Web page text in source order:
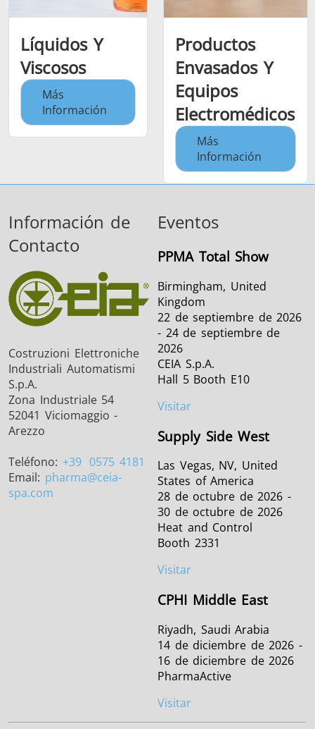
Líquidos Y
Viscosos
Más
Información
Productos
Envasados Y
Equipos
Electromédicos
Más
Información
Información de
Contacto
Costruzioni Elettroniche
Industriali Automatismi
S.p.A.
Zona Industriale 54
52041 Viciomaggio -
Arezzo
Teléfono: +39 0575 4181
Email: pharma@ceia-
spa.com
Eventos
PPMA Total Show
Birmingham, United
Kingdom
22 de septiembre de 2026
- 24 de septiembre de
2026
CEIA S.p.A.
Hall 5 Booth E10
Visitar
Supply Side West
Las Vegas, NV, United
States of America
28 de octubre de 2026 -
30 de octubre de 2026
Heat and Control
Booth 2331
Visitar
CPHI Middle East
Riyadh, Saudi Arabia
14 de diciembre de 2026 -
16 de diciembre de 2026
PharmaActive
Visitar